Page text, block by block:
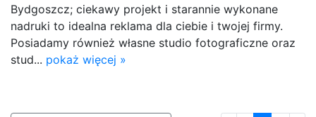
Bydgoszcz; ciekawy projekt i starannie wykonane
nadruki to idealna reklama dla ciebie i twojej firmy.
Posiadamy również własne studio fotograficzne oraz
stud... pokaż więcej »